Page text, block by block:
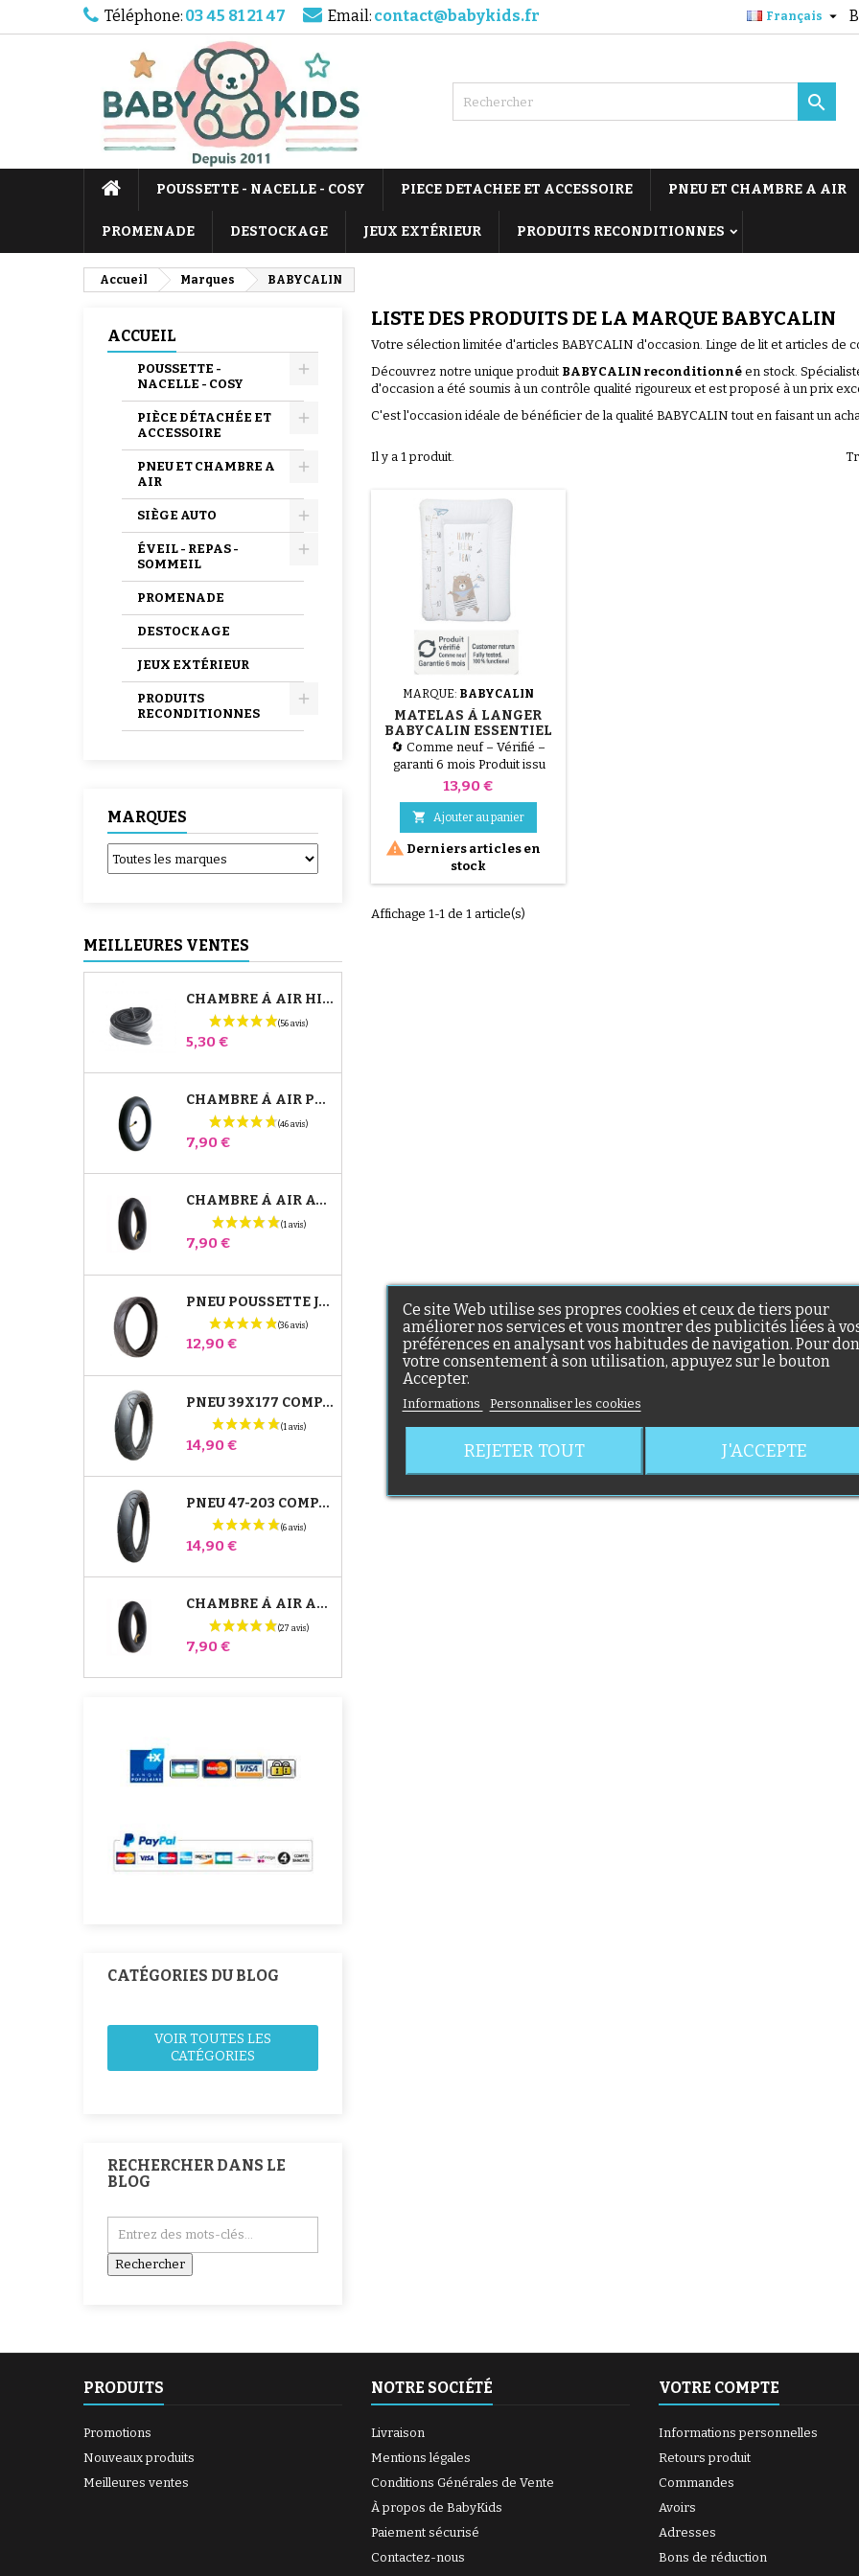
Téléphone: 03 45 81 21 47 Email: contact@babykids.fr Français 

POUSSETTE - NACELLE - COSY PIECE DETACHEE ET ACCESSOIRE PNEU ET CHAMBRE A AIR
PROMENADE DESTOCKAGE JEUX EXTÉRIEUR PRODUITS RECONDITIONNES
Accueil Marques BABYCALIN
ACCUEIL
POUSSETTE -
NACELLE - COSY
PIÈCE DÉTACHÉE ET
ACCESSOIRE
PNEU ET CHAMBRE A
AIR
SIÈGE AUTO
ÉVEIL - REPAS -
SOMMEIL
PROMENADE
DESTOCKAGE
JEUX EXTÉRIEUR
PRODUITS
RECONDITIONNES
MARQUES
MEILLEURES VENTES
CHAMBRE À AIR HIGH TREK BÉBÉ CONFORT
Prix
5,30 €
CHAMBRE À AIR POUSSETTE JANÉ SLALOM PRO ET POWERTWIN
Prix
7,90 €
CHAMBRE À AIR AVANT POUSSETTE BUGABOO DONKEY
Prix
7,90 €
PNEU POUSSETTE JANÉ SLALOM PRO ET POWERTWIN
Prix
12,90 €
PNEU 39X177 COMPATIBLE POUSSETTE BUGABOO DONKEY - POUR ROUE AVANT
Prix
14,90 €
PNEU 47-203 COMPATIBLE POUSSETTE BUGABOO DONKEY - POUR ROUE ARRIÈRE
(6 avis)
Prix
14,90 €
CHAMBRE À AIR ARRIÈRE POUSSETTE WHIZZ RED CASTLE
(27 avis)
Prix
7,90 €
CATÉGORIES DU BLOG
VOIR TOUTES LES
CATÉGORIES
RECHERCHER DANS LE
BLOG
LISTE DES PRODUITS DE LA MARQUE BABYCALIN
Votre sélection limitée d'articles BABYCALIN d'occasion. Linge de lit et articles de
Découvrez notre unique produit BABYCALIN reconditionné en stock.
d'occasion a été soumis à un contrôle qualité rigoureux et est proposé à un prix
C'est l'occasion idéale de bénéficier de la qualité BABYCALIN tout en faisant un
Il y a 1 produit.
MARQUE: BABYCALIN
MATELAS À LANGER
BABYCALIN ESSENTIEL
HAPPY LITTLE BEAR
(50X70 CM)
🔄 Comme neuf – Vérifié –
garanti 6 mois Produit issu
d’un retour client ou d’un
emballage abîmé, testé par
nos techniciens et 100 %
fonctionnel. Le Matelas à
Langer BABYCALIN Essentiel
Happy Little Bear (50x70 cm)
allie hygiène et confort. Sa
imperméable est facile à
Prix
13,90 €
 Ajouter au panier
 Derniers articles en
stock
Affichage 1-1 de 1 article(s)
PRODUITS
Promotions
Nouveaux produits
Meilleures ventes
NOTRE SOCIÉTÉ
Livraison
Mentions légales
Conditions Générales de Vente
À propos de BabyKids
Paiement sécurisé
Contactez-nous
VOTRE COMPTE
Informations personnelles
Retours produit
Commandes
Avoirs
Adresses
Bons de réduction
Ce site Web utilise ses propres cookies et ceux de tiers pour
améliorer nos services et vous montrer des publicités liées à
préférences en analysant vos habitudes de navigation. Pour
votre consentement à son utilisation, appuyez sur le bouton
Accepter.
Informations Personnaliser les cookies
REJETER TOUT J'ACCEPTE